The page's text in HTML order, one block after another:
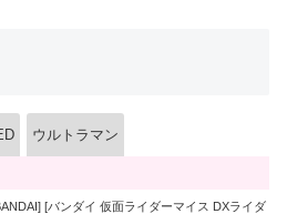
ウルトラマン
[バンダイ 仮面ライダーマイス DXライダ